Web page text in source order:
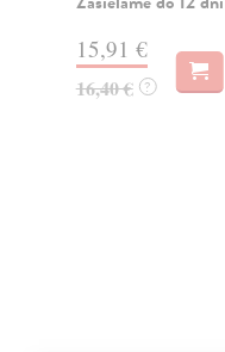
15,91 €
16,40 € ?